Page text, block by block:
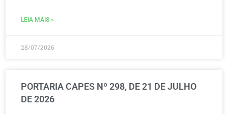
LEIA MAIS »
28/07/2026
PORTARIA CAPES Nº 298, DE 21 DE JULHO
DE 2026